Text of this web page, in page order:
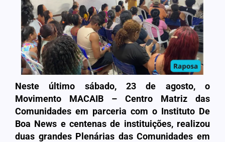
Neste último sábado, 23 de agosto, o
Movimento MACAIB – Centro Matriz das
Comunidades em parceria com o Instituto De
Boa News e centenas de instituições, realizou
duas grandes Plenárias das Comunidades em